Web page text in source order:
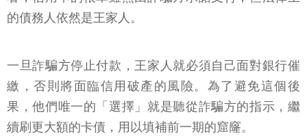
的債務人依然是王家人。
一旦詐騙方停止付款，王家人就必須自己面對銀行催
繳，否則將面臨信用破產的風險。為了避免這個後
果，他們唯一的「選擇」就是聽從詐騙方的指示，繼
續刷更大額的卡債，用以填補前一期的窟窿。